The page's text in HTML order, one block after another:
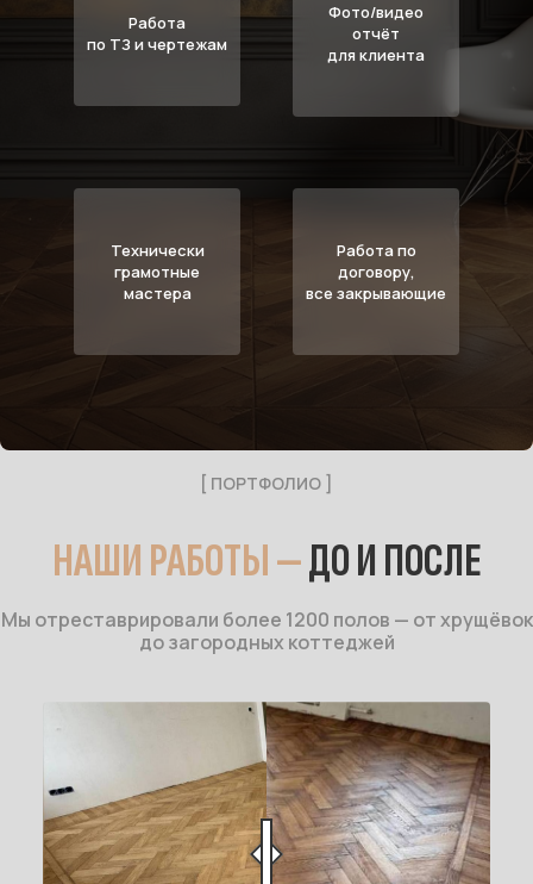
Работа
по ТЗ и чертежам
Фото/видео
отчёт
для клиента
Технически
грамотные
мастера
Работа по
договору,
все закрывающие
[ ПОРТФОЛИО ]
НАШИ РАБОТЫ —ДО И ПОСЛЕ
Мы отреставрировали более 1200 полов — от хрущёвок
до загородных коттеджей